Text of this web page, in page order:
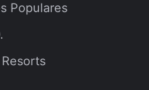
Populares